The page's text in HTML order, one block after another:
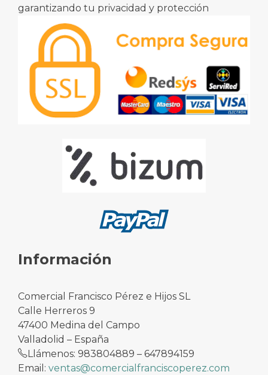
garantizando tu privacidad y protección
Información
Comercial Francisco Pérez e Hijos SL
Calle Herreros 9
47400 Medina del Campo
Valladolid – España
Llámenos: 983804889 – 647894159
Email: ventas@comercialfranciscoperez.com